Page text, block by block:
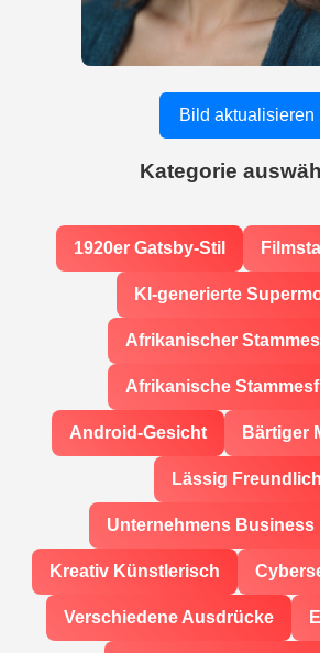
Bild aktualisieren
Kategorie
1920er Gatsby-Stil
KI-generierte
Afrikanischer
Afrikanische
Android-Gesicht Bärtiger
Lässig Freundlich
Unternehmens Business
Kreativ Künstlerisch
Verschiedene Ausdrücke